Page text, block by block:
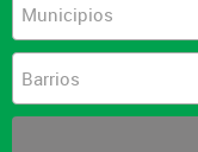
Municipios
Barrios